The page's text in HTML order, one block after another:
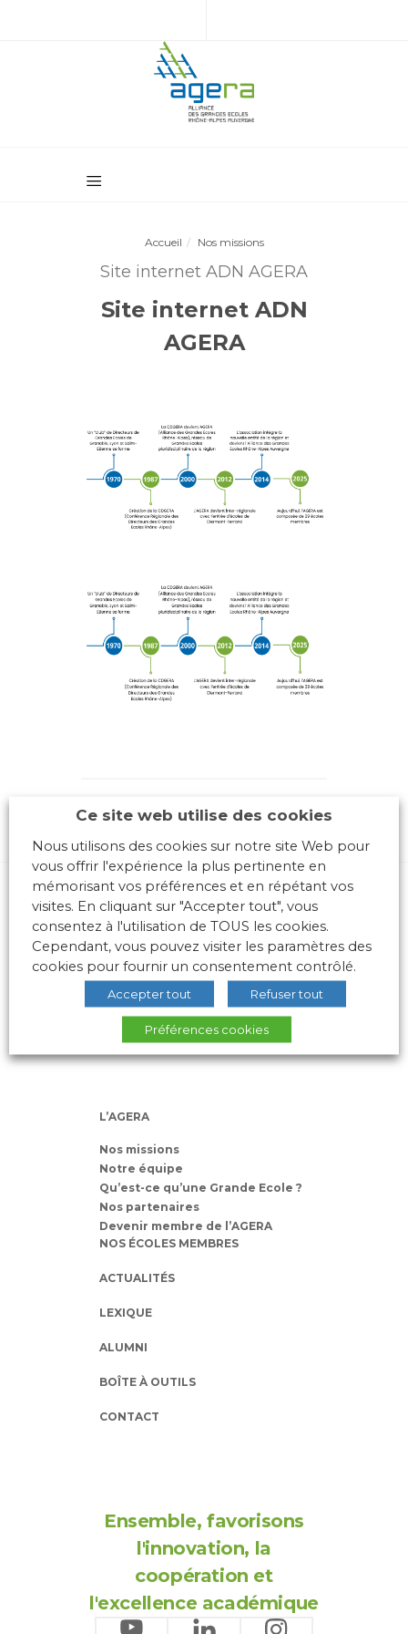
Accueil Nos missions
Site internet ADN AGERA
Site internet ADN
AGERA
10 place des Archives – Bât G –
69288 LYON Cedex 02
Association loi 1901
L’AGERA
Nos missions
Notre équipe
Qu’est-ce qu’une Grande Ecole ?
Nos partenaires
Devenir membre de l’AGERA
NOS ÉCOLES MEMBRES
ACTUALITÉS
LEXIQUE
ALUMNI
BOÎTE À OUTILS
CONTACT
Ensemble, favorisons
l'innovation, la
coopération et
l'excellence académique
Ce site web utilise des cookies
Nous utilisons des cookies sur notre site Web pour
vous offrir l'expérience la plus pertinente en
mémorisant vos préférences et en répétant vos
visites. En cliquant sur "Accepter tout", vous
consentez à l'utilisation de TOUS les cookies.
Cependant, vous pouvez visiter les paramètres des
cookies pour fournir un consentement contrôlé.
Accepter tout Refuser tout
Préférences cookies